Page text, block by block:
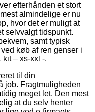
efterhånden et stort
almindelige er nu
hvor det er muligt at
selvvalgt tidspunkt.
samt typisk
køb af ren genser i
kit – xs-xxl -.
til din
job. Fragtmuligheden
meget let. Den mest
at du selv henter